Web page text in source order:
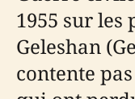
1955 sur les
Geleshan
contente